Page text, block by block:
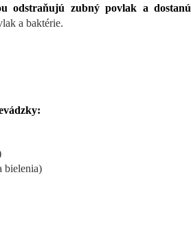
odstraňujú zubný povlak a
a baktérie.
bielenia)